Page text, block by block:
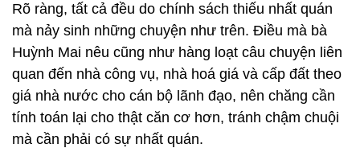
Rõ ràng, tất cả đều do chính sách thiếu nhất quán
mà nảy sinh những chuyện như trên. Điều mà bà
Huỳnh Mai nêu cũng như hàng loạt câu chuyện liên
quan đến nhà công vụ, nhà hoá giá và cấp đất theo
giá nhà nước cho cán bộ lãnh đạo, nên chăng cần
tính toán lại cho thật căn cơ hơn, tránh chậm chuội
mà cần phải có sự nhất quán.